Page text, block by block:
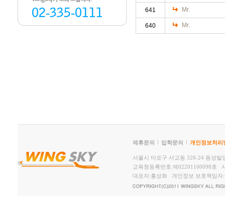
641 Mr.
640 Mr.
제휴문의 입학문의 개인정보처리
서울시 마포구 서교동 328-24 동성
교육청등록번호:제02201100098호
대표자:홍성화 개인정보 보호책임자